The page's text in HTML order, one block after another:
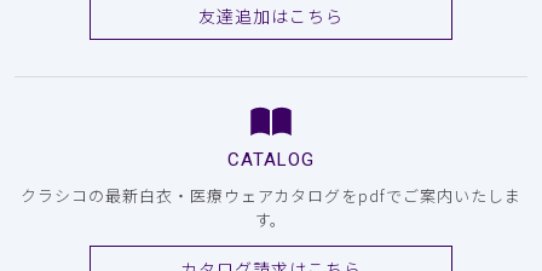
友達追加はこちら
CATALOG
クラシコの最新白衣・医療ウェアカタログをpdfでご案内いたしま
す。